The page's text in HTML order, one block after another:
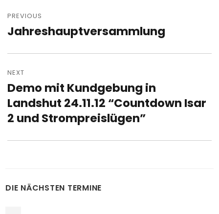
navigation
PREVIOUS
Previous
Jahreshauptversammlung
NEXT
Next
post:
Demo mit Kundgebung in
Landshut 24.11.12 “Countdown Isar
2 und Strompreislügen”
DIE NÄCHSTEN TERMINE